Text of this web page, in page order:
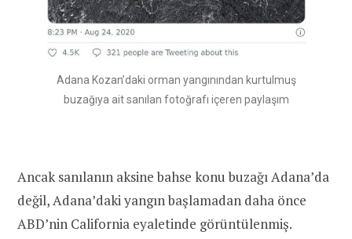
Adana Kozan’daki orman yangınından kurtulmuş
buzağıya ait sanılan fotoğrafı içeren paylaşım
Ancak sanılanın aksine bahse konu buzağı Adana’da
değil, Adana’daki yangın başlamadan daha önce
ABD’nin California eyaletinde görüntülenmiş.